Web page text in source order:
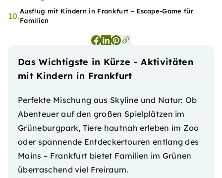
10.Ausflug mit Kindern in Frankfurt – Escape-Game für
Familien
Das Wichtigste in Kürze - Aktivitäten
mit Kindern in Frankfurt
Perfekte Mischung aus Skyline und Natur: Ob
Abenteuer auf den großen Spielplätzen im
Grüneburgpark, Tiere hautnah erleben im Zoo
oder spannende Entdeckertouren entlang des
Mains – Frankfurt bietet Familien im Grünen
überraschend viel Freiraum.